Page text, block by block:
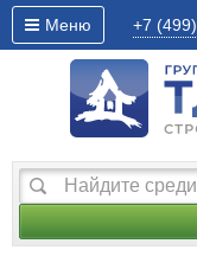
Меню +7 (499)